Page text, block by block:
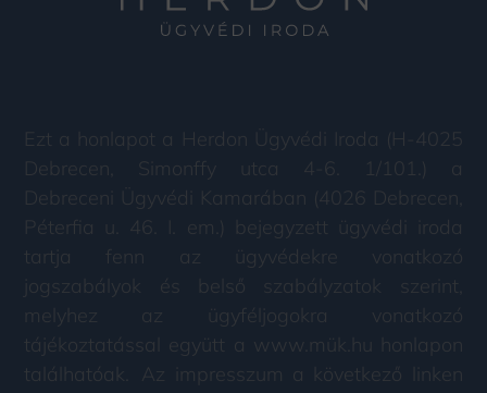
Ezt a honlapot a Herdon Ügyvédi Iroda (H-4025
Debrecen, Simonffy utca 4-6. 1/101.) a
Debreceni Ügyvédi Kamarában (4026 Debrecen,
Péterfia u. 46. I. em.) bejegyzett ügyvédi iroda
tartja fenn az ügyvédekre vonatkozó
jogszabályok és belső szabályzatok szerint,
melyhez az ügyféljogokra vonatkozó
tájékoztatással együtt a www.mük.hu honlapon
találhatóak. Az impresszum a következő linken